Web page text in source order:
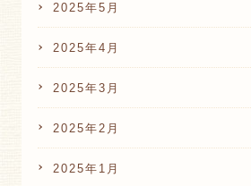
2025年5月
2025年4月
2025年3月
2025年2月
2025年1月